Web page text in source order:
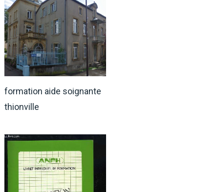
formation aide soignante
thionville